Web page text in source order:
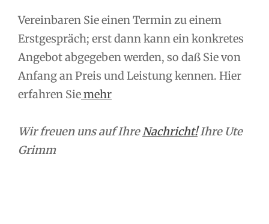
Vereinbaren Sie einen Termin zu einem
Erstgespräch; erst dann kann ein konkretes
Angebot abgegeben werden, so daß Sie von
Anfang an Preis und Leistung kennen. Hier
erfahren Siemehr
Wir freuen uns auf IhreNachricht!Ihre Ute
Grimm